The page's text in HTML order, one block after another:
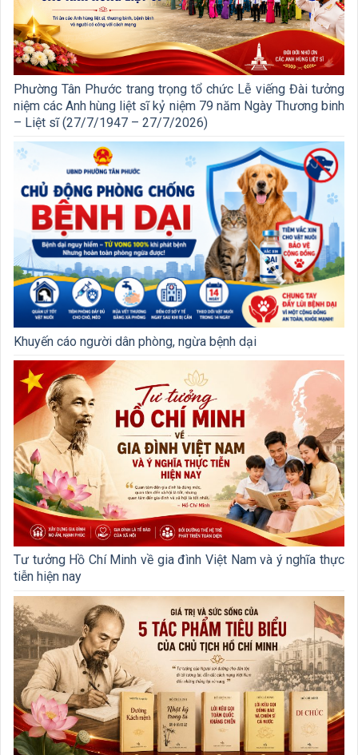
Phường Tân Phước trang trọng tổ chức Lễ viếng Đài tưởng
niệm các Anh hùng liệt sĩ kỷ niệm 79 năm Ngày Thương binh
– Liệt sĩ (27/7/1947 – 27/7/2026)
Khuyến cáo người dân phòng, ngừa bệnh dại
Tư tưởng Hồ Chí Minh về gia đình Việt Nam và ý nghĩa thực
tiễn hiện nay